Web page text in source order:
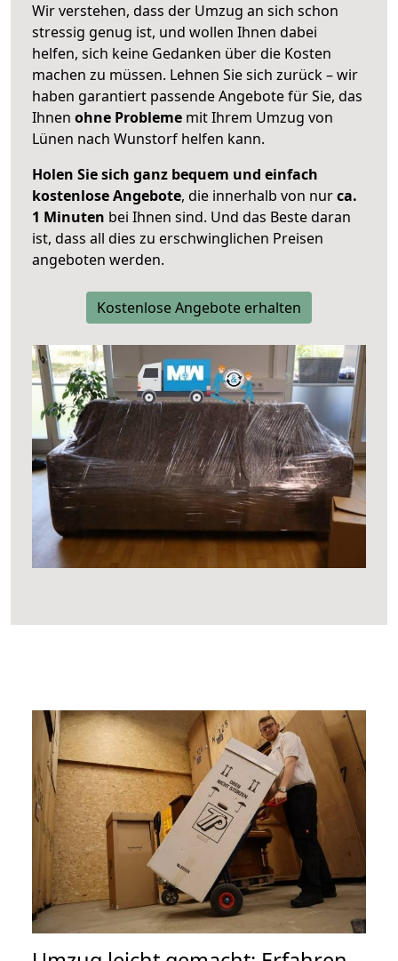
Wir verstehen, dass der Umzug an sich schon
stressig genug ist, und wollen Ihnen dabei
helfen, sich keine Gedanken über die Kosten
machen zu müssen. Lehnen Sie sich zurück – wir
haben garantiert passende Angebote für Sie, das
Ihnen ohne Probleme mit Ihrem Umzug von
Lünen nach Wunstorf helfen kann.
Holen Sie sich ganz bequem und einfach
kostenlose Angebote, die innerhalb von nurca.
1 Minuten bei Ihnen sind. Und das Beste daran
ist, dass all dies zu erschwinglichen Preisen
angeboten werden.
Kostenlose Angebote erhalten